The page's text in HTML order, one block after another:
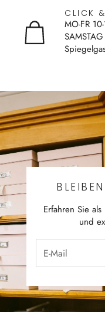
CLICK
MO-FR
Erfahren Sie
und